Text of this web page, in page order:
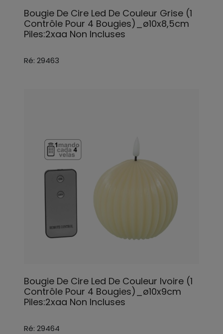
Bougie De Cire Led De Couleur Grise (1
Contrôle Pour 4 Bougies)_ø10x8,5cm
Piles:2xaa Non Incluses
Ré: 29463
Bougie De Cire Led De Couleur Ivoire (1
Contrôle Pour 4 Bougies)_ø10x9cm
Piles:2xaa Non Incluses
Ré: 29464